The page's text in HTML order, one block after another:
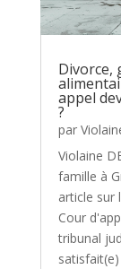
Divorce,
appel
?
par
Violaine
famille à
article sur
Cour
tribunal